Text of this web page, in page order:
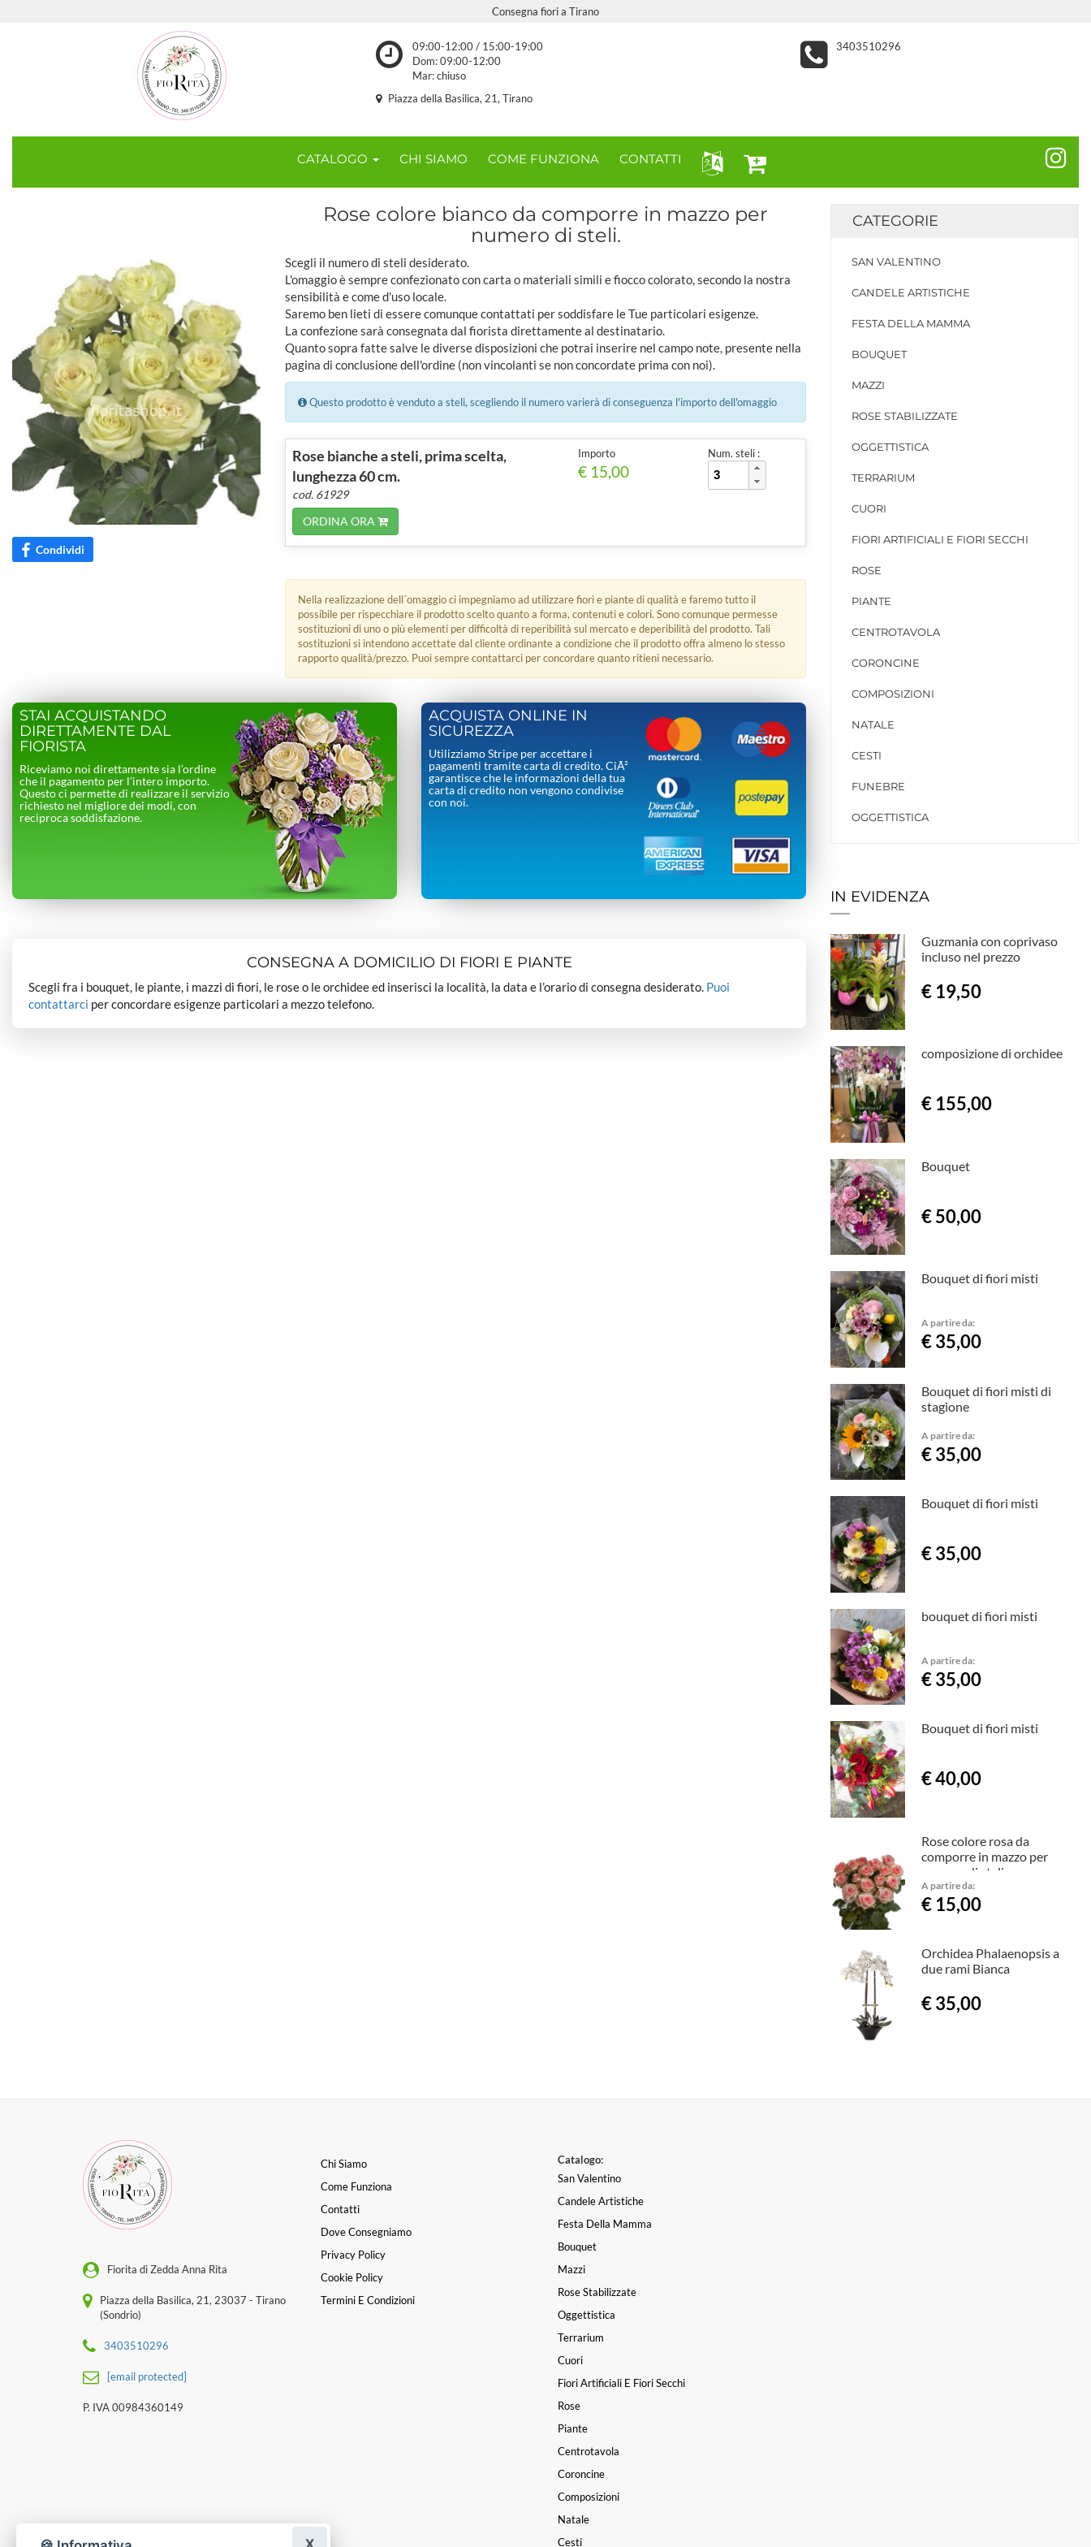
Consegna fiori a Tirano
09:00-12:00 / 15:00-19:00
Dom: 09:00-12:00
Mar: chiuso
3403510296
Piazza della Basilica, 21, Tirano
CATALOGO CHI SIAMO COME FUNZIONA CONTATTI
Condividi
Rose colore bianco da comporre in mazzo per
numero di steli.
Scegli il numero di steli desiderato.
L'omaggio è sempre confezionato con carta o materiali simili e fiocco colorato, secondo la nostra
sensibilità e come d'uso locale.
Saremo ben lieti di essere comunque contattati per soddisfare le Tue particolari esigenze.
La confezione sarà consegnata dal fiorista direttamente al destinatario.
Quanto sopra fatte salve le diverse disposizioni che potrai inserire nel campo note, presente nella
pagina di conclusione dell'ordine (non vincolanti se non concordate prima con noi).
Questo prodotto è venduto a steli, scegliendo il numero varierà di conseguenza l'importo dell'omaggio
Rose bianche a steli, prima scelta,
lunghezza 60 cm.
cod. 61929
ORDINA ORA
Importo
€ 15,00
Num. steli :
Nella realizzazione dell´omaggio ci impegniamo ad utilizzare fiori e piante di qualità e faremo tutto il
possibile per rispecchiare il prodotto scelto quanto a forma, contenuti e colori. Sono comunque permesse
sostituzioni di uno o più elementi per difficoltà di reperibilità sul mercato e deperibilità del prodotto. Tali
sostituzioni si intendono accettate dal cliente ordinante a condizione che il prodotto offra almeno lo stesso
rapporto qualità/prezzo. Puoi sempre contattarci per concordare quanto ritieni necessario.
STAI ACQUISTANDO
DIRETTAMENTE DAL
FIORISTA
Riceviamo noi direttamente sia l’ordine
che il pagamento per l’intero importo.
Questo ci permette di realizzare il servizio
richiesto nel migliore dei modi, con
reciproca soddisfazione.
ACQUISTA ONLINE IN
SICUREZZA
Utilizziamo Stripe per accettare i
pagamenti tramite carta di credito. CiÃ²
garantisce che le informazioni della tua
carta di credito non vengono condivise
con noi.
CONSEGNA A DOMICILIO DI FIORI E PIANTE
Scegli fra i bouquet, le piante, i mazzi di fiori, le rose o le orchidee ed inserisci la località, la data e l’orario di consegna desiderato. Puoi
contattarci per concordare esigenze particolari a mezzo telefono.
CATEGORIE
SAN VALENTINO
CANDELE ARTISTICHE
FESTA DELLA MAMMA
BOUQUET
MAZZI
ROSE STABILIZZATE
OGGETTISTICA
TERRARIUM
CUORI
FIORI ARTIFICIALI E FIORI SECCHI
ROSE
PIANTE
CENTROTAVOLA
CORONCINE
COMPOSIZIONI
NATALE
CESTI
FUNEBRE
OGGETTISTICA
IN EVIDENZA
Guzmania con coprivaso
incluso nel prezzo
€ 19,50
composizione di orchidee
€ 155,00
Bouquet
€ 50,00
Bouquet di fiori misti
A partire da:
€ 35,00
Bouquet di fiori misti di
stagione
A partire da:
€ 35,00
Bouquet di fiori misti
€ 35,00
bouquet di fiori misti
A partire da:
€ 35,00
Bouquet di fiori misti
€ 40,00
Rose colore rosa da
comporre in mazzo per
numero di steli.
A partire da:
€ 15,00
Orchidea Phalaenopsis a
due rami Bianca
€ 35,00
Fiorita di Zedda Anna Rita
Piazza della Basilica, 21, 23037 - Tirano
(Sondrio)
3403510296
[email protected]
P. IVA 00984360149
Chi Siamo
Come Funziona
Contatti
Dove Consegniamo
Privacy Policy
Cookie Policy
Termini E Condizioni
Catalogo:
San Valentino
Candele Artistiche
Festa Della Mamma
Bouquet
Mazzi
Rose Stabilizzate
Oggettistica
Terrarium
Cuori
Fiori Artificiali E Fiori Secchi
Rose
Piante
Centrotavola
Coroncine
Composizioni
Natale
Cesti
X